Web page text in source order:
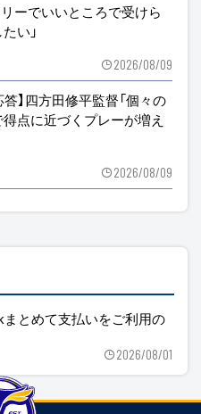
リーでいいところで受けら
い」
2026/08/09
答】四方田修平監督「個々の
点に近づくプレーが増え
2026/08/09
まとめて支払いをご利用の
2026/08/01